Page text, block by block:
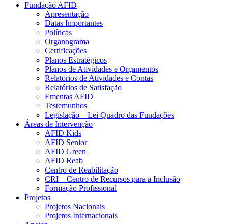
Fundação AFID
Apresentação
Datas Importantes
Políticas
Organograma
Certificações
Planos Estratégicos
Planos de Atividades e Orçamentos
Relatórios de Atividades e Contas
Relatórios de Satisfação
Ementas AFID
Testemunhos
Legislação – Lei Quadro das Fundações
Áreas de Intervenção
AFID Kids
AFID Senior
AFID Green
AFID Reab
Centro de Reabilitação
CRI – Centro de Recursos para a Inclusão
Formação Profissional
Projetos
Projetos Nacionais
Projetos Internacionais